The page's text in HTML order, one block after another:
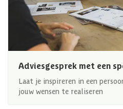
Adviesgesprek met een
Laat je inspireren in een
jouw wensen te realiseren